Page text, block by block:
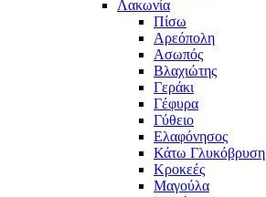
Λακωνία
Πίσω
Αρεόπολη
Ασωπός
Βλαχιώτης
Γεράκι
Γέφυρα
Γύθειο
Ελαφόνησος
Κάτω Γλυκόβρυση
Κροκεές
Μαγούλα